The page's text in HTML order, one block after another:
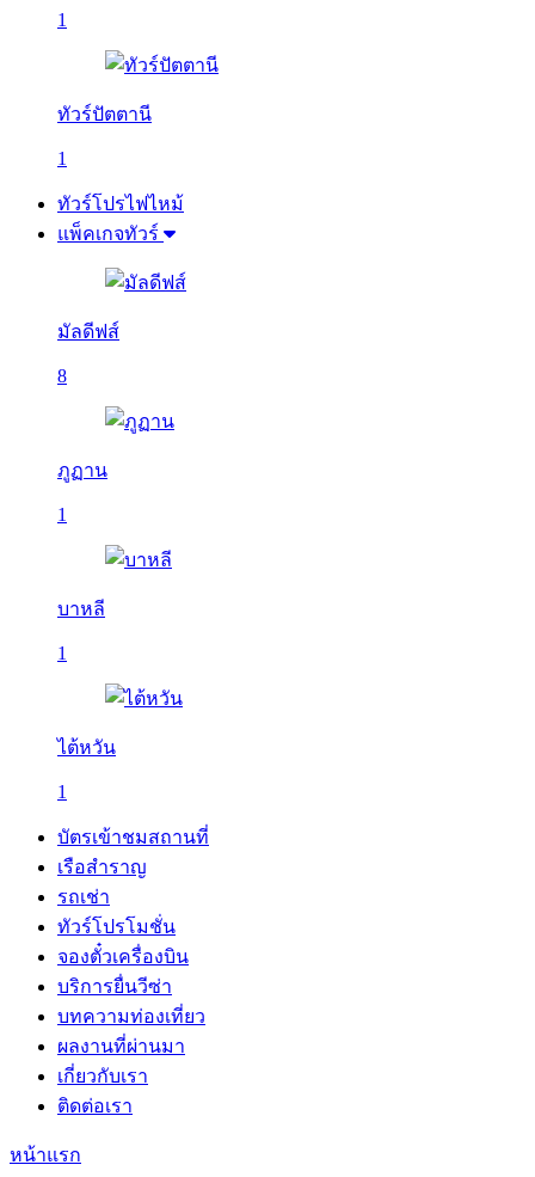
1
ทัวร์ปัตตานี
1
ทัวร์โปรไฟไหม้
แพ็คเกจทัวร์
มัลดีฟส์
8
ภูฏาน
1
บาหลี
1
ไต้หวัน
1
บัตรเข้าชมสถานที่
เรือสำราญ
รถเช่า
ทัวร์โปรโมชั่น
จองตั๋วเครื่องบิน
บริการยื่นวีซ่า
บทความท่องเที่ยว
ผลงานที่ผ่านมา
เกี่ยวกับเรา
ติดต่อเรา
หน้าแรก